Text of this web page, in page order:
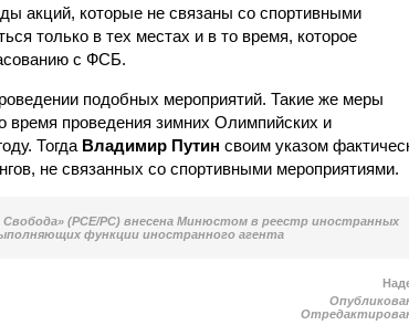
акций, которые не связаны со спортивными
только в тех местах и в то время, которое
с ФСБ.
подобных мероприятий. Такие же меры
время проведения зимних Олимпийских и
Тогда Владимир Путин своим указом
не связанных со спортивными мероприятиями.
Свобода» (PCE/PC) внесена Минюстом в реестр иностранных
функции иностранного агента